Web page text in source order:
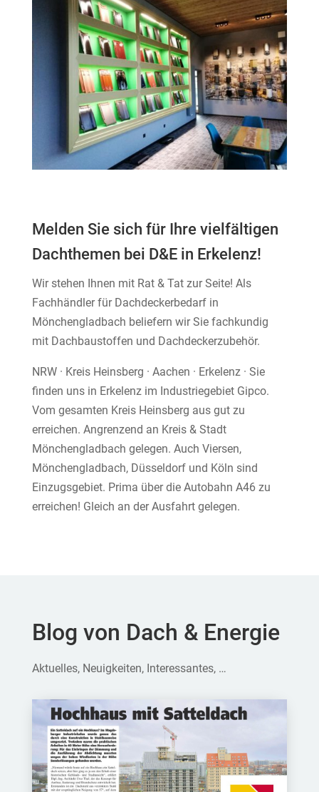
Melden Sie sich für Ihre vielfältigen
Dachthemen bei D&E in Erkelenz!
Wir stehen Ihnen mit Rat & Tat zur Seite! Als
Fachhändler für Dachdeckerbedarf in
Mönchengladbach beliefern wir Sie fachkundig
mit Dachbaustoffen und Dachdeckerzubehör.
NRW · Kreis Heinsberg · Aachen ·​ Erkelenz · Sie
finden uns in Erkelenz im Industriegebiet Gipco.
Vom gesamten Kreis Heinsberg aus gut zu
erreichen. Angrenzend an Kreis & Stadt
Mönchengladbach gelegen. Auch Viersen,
Mönchengladbach, Düsseldorf und Köln sind
Einzugsgebiet. Prima über die Autobahn A46 zu
erreichen! Gleich an der Ausfahrt gelegen.
Blog von Dach & Energie
Aktuelles, Neuigkeiten, Interessantes, …